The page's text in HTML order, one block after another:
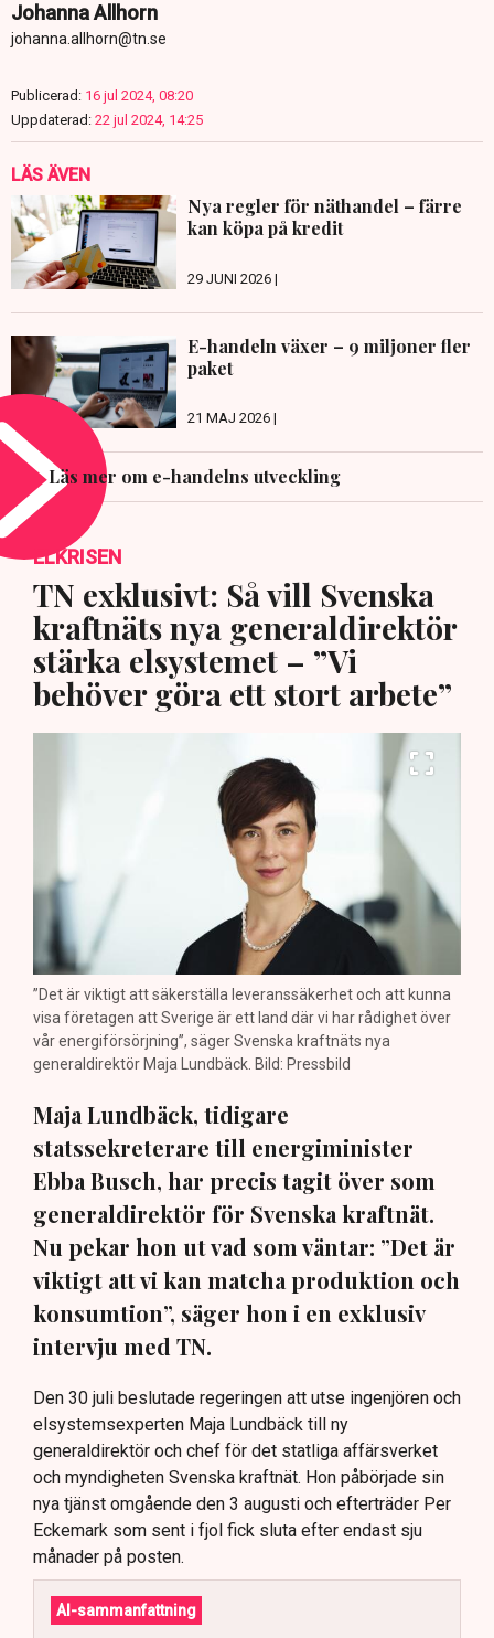
Johanna Allhorn
johanna.allhorn@tn.se
Publicerad: 16 jul 2024, 08:20
Uppdaterad: 22 jul 2024, 14:25
LÄS ÄVEN
Nya regler för näthandel – färre
kan köpa på kredit
29 JUNI 2026 |
E-handeln växer – 9 miljoner fler
paket
21 MAJ 2026 |
Läs mer om e-handelns utveckling
ELKRISEN
TN exklusivt: Så vill Svenska
kraftnäts nya generaldirektör
stärka elsystemet – ”Vi
behöver göra ett stort arbete”
”Det är viktigt att säkerställa leveranssäkerhet och att kunna
visa företagen att Sverige är ett land där vi har rådighet över
vår energiförsörjning”, säger Svenska kraftnäts nya
generaldirektör Maja Lundbäck. Bild: Pressbild
Maja Lundbäck, tidigare
statssekreterare till energiminister
Ebba Busch, har precis tagit över som
generaldirektör för Svenska kraftnät.
Nu pekar hon ut vad som väntar: ”Det är
viktigt att vi kan matcha produktion och
konsumtion”, säger hon i en exklusiv
intervju med TN.
Den 30 juli beslutade regeringen att utse ingenjören och
elsystemsexperten Maja Lundbäck till ny
generaldirektör och chef för det statliga affärsverket
och myndigheten Svenska kraftnät. Hon påbörjade sin
nya tjänst omgående den 3 augusti och efterträder Per
Eckemark som sent i fjol fick sluta efter endast sju
månader på posten.
AI-sammanfattning